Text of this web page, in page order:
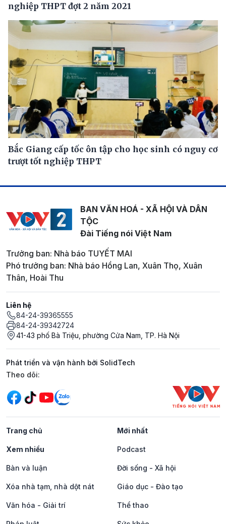
nghiệp THPT đợt 2 năm 2021
Bắc Giang cấp tốc ôn tập cho học sinh có nguy cơ
trượt tốt nghiệp THPT
BAN VĂN HOÁ - XÃ HỘI VÀ DÂN
TỘC
Đài Tiếng nói Việt Nam
Trưởng ban: Nhà báo TUYẾT MAI
Phó trưởng ban: Nhà báo Hồng Lan, Xuân Thọ, Xuân
Thân, Hoài Thu
Liên hệ
84-24-39365555
84-24-39342724
41-43 phố Bà Triệu, phường Cửa Nam, TP. Hà Nội
Phát triển và vận hành bởi SolidTech
Mạng xã hội
Theo dõi:
Trang chủ Mới nhất
Xem nhiều Podcast
Bàn và luận Đời sống - Xã hội
Xóa nhà tạm, nhà dột nát Giáo dục - Đào tạo
Văn hóa - Giải trí Thể thao